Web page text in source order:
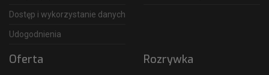
Dostęp i wykorzystanie danych
Udogodnienia
Oferta Rozrywka